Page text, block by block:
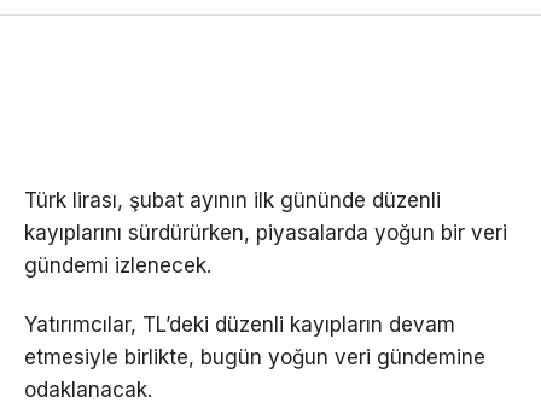
Türk lirası, şubat ayının ilk gününde düzenli
kayıplarını sürdürürken, piyasalarda yoğun bir veri
gündemi izlenecek.
Yatırımcılar, TL’deki düzenli kayıpların devam
etmesiyle birlikte, bugün yoğun veri gündemine
odaklanacak.